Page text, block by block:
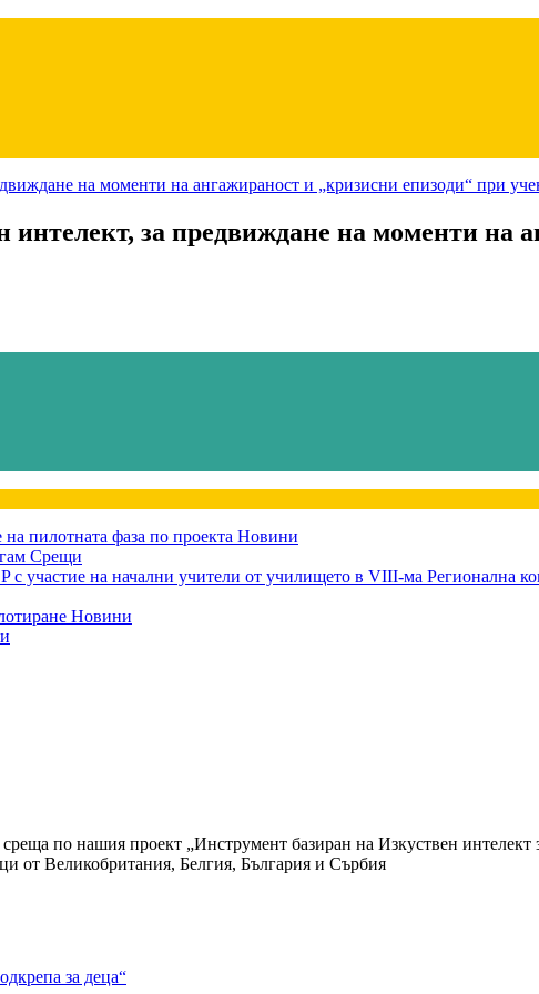
интелект, за предвиждане на моменти на
пилотната фаза по проекта Новини
Срещи
с участие на начални учители от училището в VIII-ма Регионална
Новини
по нашия проект „Инструмент базиран на Изкуствен
от Великобритания, Белгия, България и Сърбия
за деца“